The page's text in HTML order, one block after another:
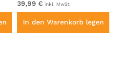
39,99 € inkl. MwSt.
In den Warenkorb legen